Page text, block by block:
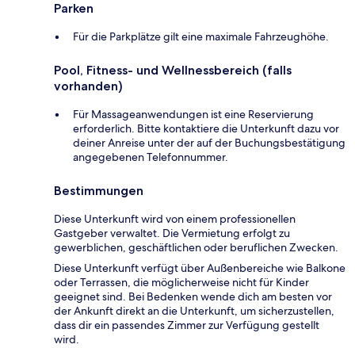
Parken
Für die Parkplätze gilt eine maximale Fahrzeughöhe.
Pool, Fitness- und Wellnessbereich (falls
vorhanden)
Für Massageanwendungen ist eine Reservierung
erforderlich. Bitte kontaktiere die Unterkunft dazu vor
deiner Anreise unter der auf der Buchungsbestätigung
angegebenen Telefonnummer.
Bestimmungen
Diese Unterkunft wird von einem professionellen
Gastgeber verwaltet. Die Vermietung erfolgt zu
gewerblichen, geschäftlichen oder beruflichen Zwecken.
Diese Unterkunft verfügt über Außenbereiche wie Balkone
oder Terrassen, die möglicherweise nicht für Kinder
geeignet sind. Bei Bedenken wende dich am besten vor
der Ankunft direkt an die Unterkunft, um sicherzustellen,
dass dir ein passendes Zimmer zur Verfügung gestellt
wird.